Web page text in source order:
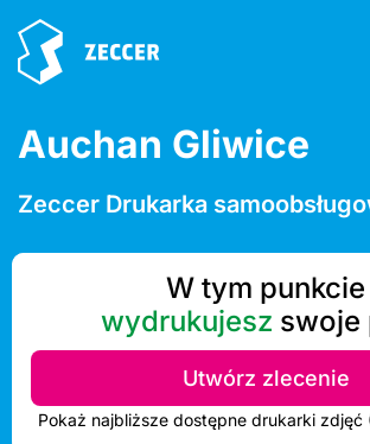
Auchan Gliwice
Zeccer Drukarka
W tym punkcie
wydrukujesz swoje
Utwórz zlecenie
Pokaż najbliższe dostępne